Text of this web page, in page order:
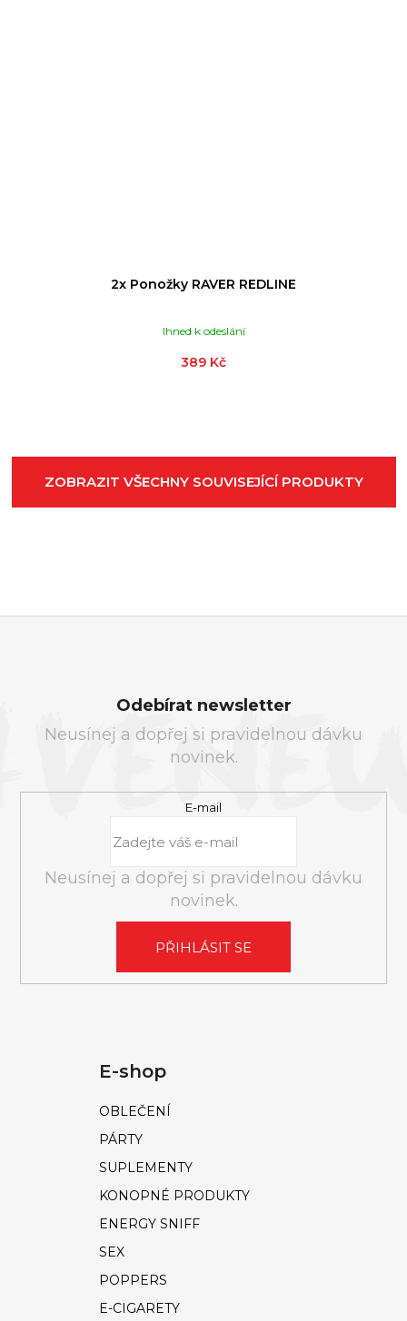
2x Ponožky RAVER REDLINE
Ihned k odeslání
389 Kč
ZOBRAZIT VŠECHNY SOUVISEJÍCÍ PRODUKTY
Odebírat newsletter
Neusínej a dopřej si pravidelnou dávku
novinek.
E-mail
Neusínej a dopřej si pravidelnou dávku
novinek.
PŘIHLÁSIT SE
E-shop
OBLEČENÍ
PÁRTY
SUPLEMENTY
KONOPNÉ PRODUKTY
ENERGY SNIFF
SEX
POPPERS
E-CIGARETY